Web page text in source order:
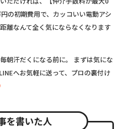
の初期費用で、カッコいい電動アシ
離なんて全く気にならなくなります
朝汗だくになる前に。 まずは気にな
へお気軽に送って、プロの裏付け
を書いた人